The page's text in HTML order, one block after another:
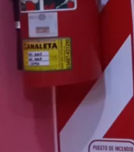
Categorías
Minutas